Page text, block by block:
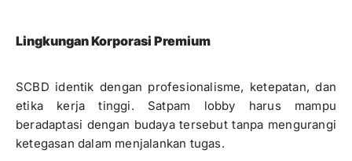
Lingkungan Korporasi Premium
SCBD identik dengan profesionalisme, ketepatan, dan
etika kerja tinggi. Satpam lobby harus mampu
beradaptasi dengan budaya tersebut tanpa mengurangi
ketegasan dalam menjalankan tugas.